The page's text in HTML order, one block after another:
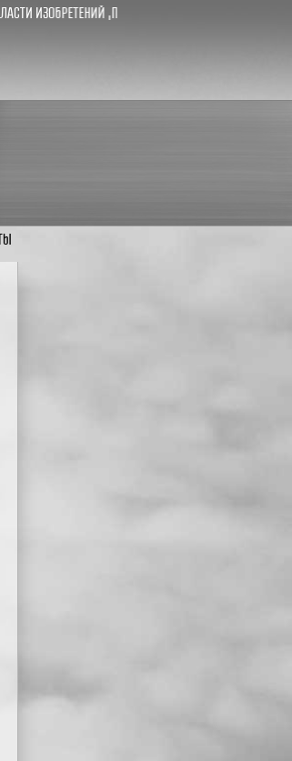
изобретений ,промышленных образцов и юристы в